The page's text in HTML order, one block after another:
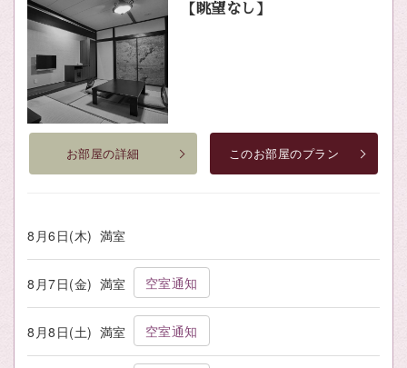
【眺望なし】
お部屋の詳細 このお部屋のプラン
8月6日(木) 満室
8月7日(金) 満室 空室通知
8月8日(土) 満室 空室通知